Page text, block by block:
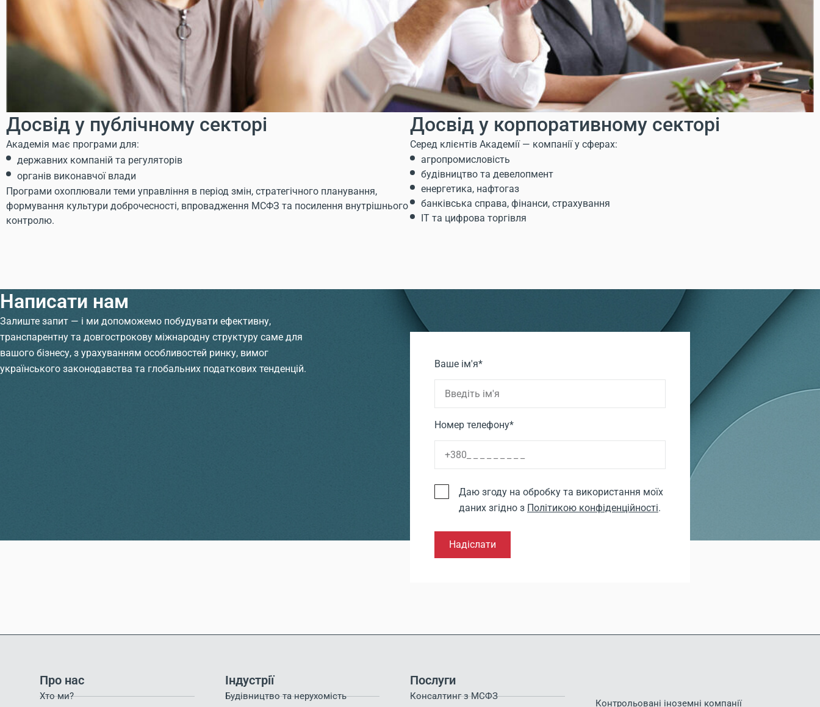
Досвід у публічному секторі
Академія має програми для:
державних компаній та регуляторів
органів виконавчої влади
Програми охоплювали теми управління в період змін, стратегічного планування,
формування культури доброчесності, впровадження МСФЗ та посилення внутрішнього
контролю.
Досвід у корпоративному секторі
Серед клієнтів Академії — компанії у сферах:
агропромисловість
будівництво та девелопмент
енергетика, нафтогаз
банківська справа, фінанси, страхування
IT та цифрова торгівля
Написати нам
Залиште запит — і ми допоможемо побудувати ефективну,
транспарентну та довгострокову міжнародну структуру саме для
вашого бізнесу, з урахуванням особливостей ринку, вимог
українського законодавства та глобальних податкових тенденцій.
Ваше ім'я*
Номер телефону*
Даю згоду на обробку та використання моїх
даних згідно з Політикою конфіденційності.
Надіслати
Про нас
Хто ми?
Індустрії
Будівництво та нерухомість
Послуги
Консалтинг з МСФЗ
Контрольовані іноземні компанії